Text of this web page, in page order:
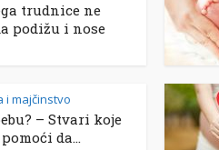
trudnice ne
podižu i nose
i majčinstvo
– Stvari koje
da...